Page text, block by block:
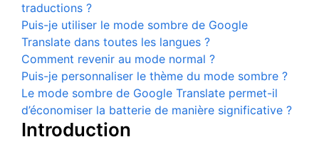
traductions ?
Puis-je utiliser le mode sombre de Google
Translate dans toutes les langues ?
Comment revenir au mode normal ?
Puis-je personnaliser le thème du mode sombre ?
Le mode sombre de Google Translate permet-il
d’économiser la batterie de manière significative ?
Introduction